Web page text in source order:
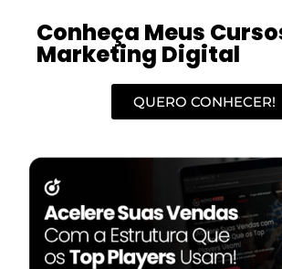
Conheça Meus
Marketing Digital
QUERO CONHECER!